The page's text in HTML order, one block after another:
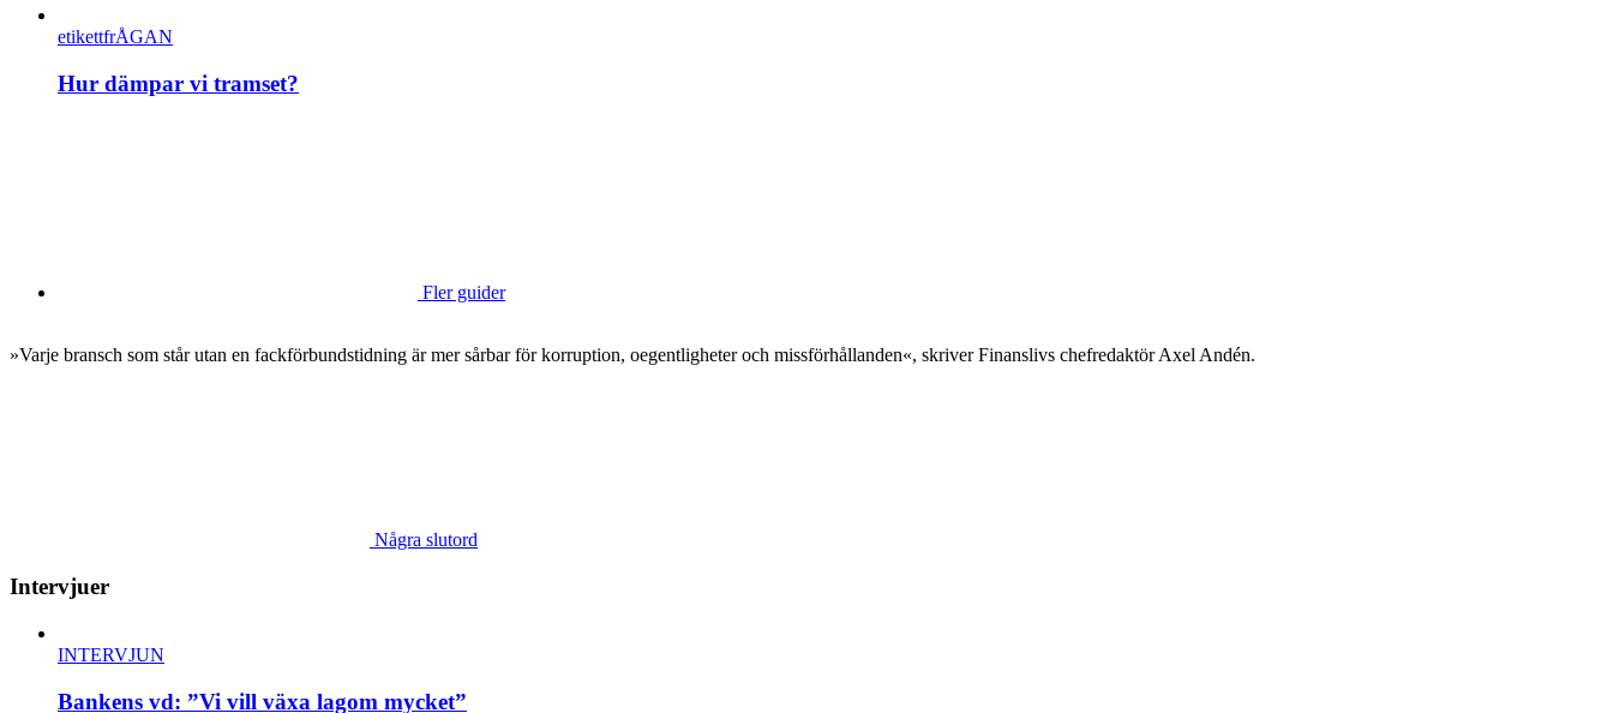
etikettfrÅGAN
Hur dämpar vi tramset?
Fler guider
»Varje bransch som står utan en fackförbundstidning är mer sårbar för korruption, oegentligheter och missförhållanden«, skriver Finanslivs chefredaktör Axel Andén.
Några slutord
Intervjuer
INTERVJUN
Bankens vd: ”Vi vill växa lagom mycket”